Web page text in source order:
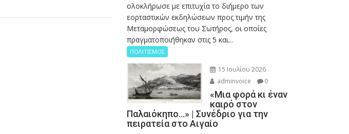
ολοκλήρωσε με επιτυχία το διήμερο των
εορταστικών εκδηλώσεων προς τιμήν της
Μεταμορφώσεως του Σωτήρος, οι οποίες
πραγματοποιήθηκαν στις 5 και...
ΠΟΛΙΤΙΣΜΟΣ
15 Ιουλίου 2026
adminvoice
0
«Μια φορά κι έναν
καιρό στον
Παλαιόκηπο…» | Συνέδριο για την
πειρατεία στο Αιγαίο